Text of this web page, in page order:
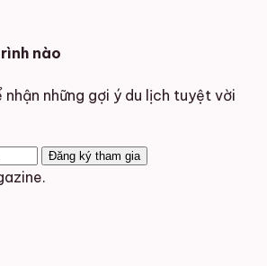
nào
những gợi ý du lịch tuyệt vời
Đăng ký tham gia